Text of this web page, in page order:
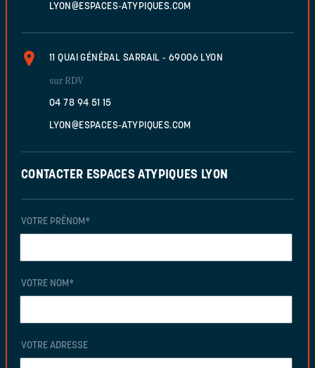
LYON@ESPACES-ATYPIQUES.COM
11 QUAI GÉNÉRAL SARRAIL - 69006 LYON
sur RDV
04 78 94 51 15
LYON@ESPACES-ATYPIQUES.COM
CONTACTER ESPACES ATYPIQUES LYON
VOTRE PRÉNOM *
VOTRE NOM *
VOTRE ADRESSE